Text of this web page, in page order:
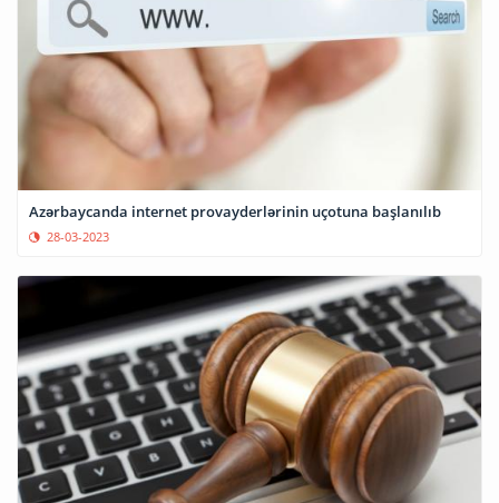
Azərbaycanda internet provayderlərinin uçotuna başlanılıb
28-03-2023